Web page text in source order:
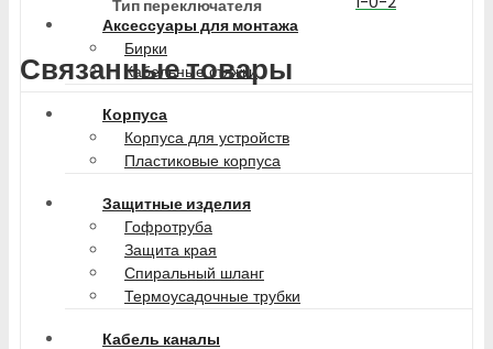
Аксессуары для монтажа
Бирки
Кабельные стяжки
Корпуса
Корпуса для устройств
Пластиковые корпуса
Защитные изделия
Гофротруба
Защита края
Спиральный шланг
Термоусадочные трубки
Кабель каналы
Тип переключателя
Связанные товары